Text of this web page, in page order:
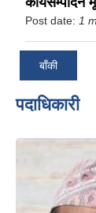
Post date: 1
बाँकी
पदाधिकारी